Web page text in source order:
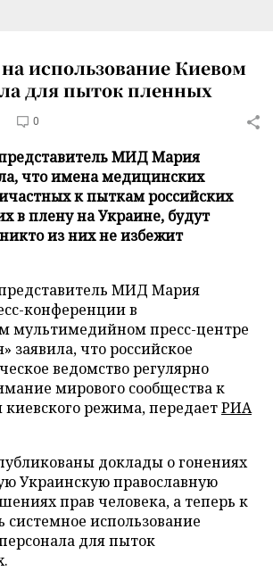
использование Киевом
для пыток пленных
0
МИД Мария
что имена медицинских
к пыткам российских
в плену на Украине, будут
из них не избежит
МИД Мария
конференции в
мультимедийном пресс-центре
заявила, что российское
ведомство регулярно
мирового сообщества к
режима, передаетРИА
доклады о гонениях
Украинскую православную
прав человека, а теперь к
системное использование
для пыток